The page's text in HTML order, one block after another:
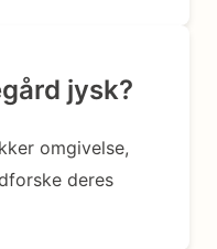
jysk?
omgivelse,
deres